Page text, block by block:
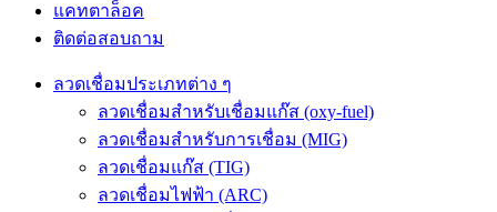
แคทตาล็อค
ติดต่อสอบถาม
ลวดเชื่อมประเภทต่าง ๆ
ลวดเชื่อมสำหรับเชื่อมแก๊ส (oxy-fuel)
ลวดเชื่อมสำหรับการเชื่อม (MIG)
ลวดเชื่อมแก๊ส (TIG)
ลวดเชื่อมไฟฟ้า (ARC)